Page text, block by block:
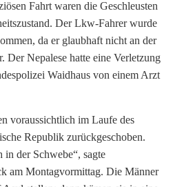
Fahrt waren die Geschleusten
Der Lkw-Fahrer wurde
da er glaubhaft nicht an der
Der Nepalese hatte eine Verletzung
Waidhaus von einem Arzt
voraussichtlich im Laufe des
Republik zurückgeschoben.
in der Schwebe“, sagte
am Montagvormittag. Die Männer